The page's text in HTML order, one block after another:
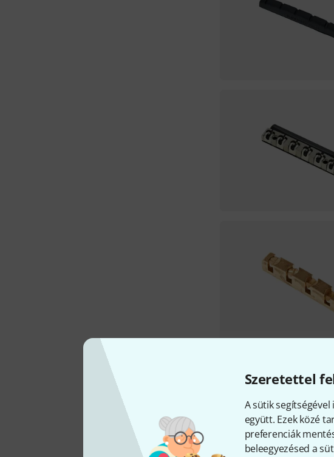
Szeretettel
A sütik
együtt. Ezek közé
preferenciák
beleegyezésed a